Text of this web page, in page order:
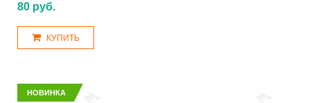
80 руб.
КУПИТЬ
НОВИНКА